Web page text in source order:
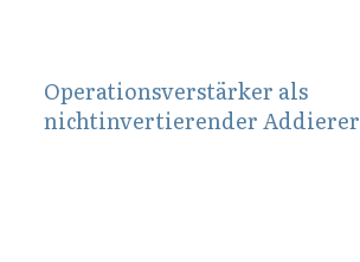
Operationsverstärker als
nichtinvertierender Addierer